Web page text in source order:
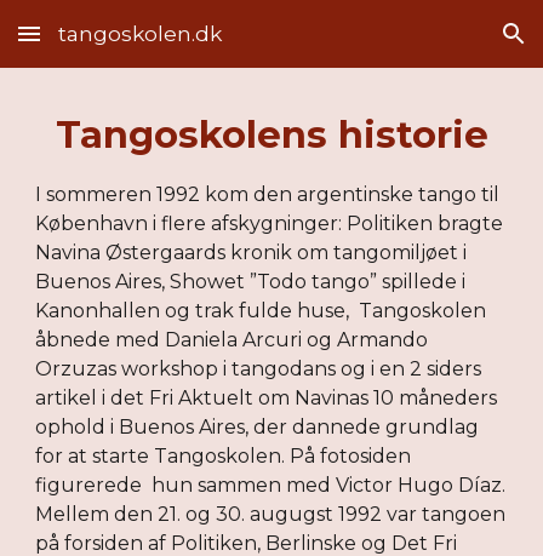
Skip to main content Skip to navigation
tangoskolen.dk
Tangoskolens historie
I sommeren 1992 kom den argentinske tango til
København i flere afskygninger: Politiken bragte
Navina Østergaards kronik om tangomiljøet i
Buenos Aires, Showet ”Todo tango” spillede i
Kanonhallen og trak fulde huse,  Tangoskolen
åbnede med Daniela Arcuri og Armando
Orzuzas workshop i tangodans og i en 2 siders
artikel i det Fri Aktuelt om Navinas 10 måneders
ophold i Buenos Aires, der dannede grundlag
for at starte Tangoskolen. På fotosiden
figurerede  hun sammen med Victor Hugo Díaz.
Mellem den 21. og 30. augugst 1992 var tangoen
på forsiden af Politiken, Berlinske og Det Fri